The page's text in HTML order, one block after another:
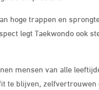
hoge trappen en
legt Taekwondo ook
mensen van alle
te blijven, zelfvertrouwen